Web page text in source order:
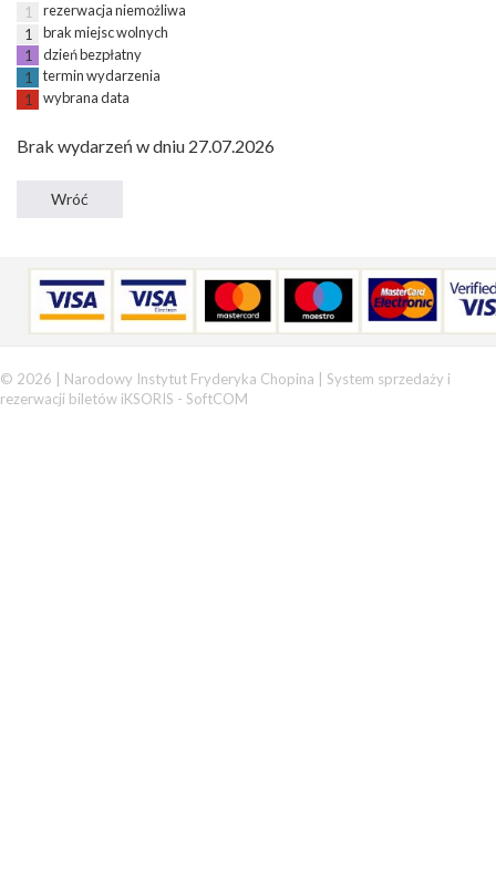
1
rezerwacja niemożliwa
1
brak miejsc wolnych
1
dzień bezpłatny
1
termin wydarzenia
1
wybrana data
Brak wydarzeń w dniu 27.07.2026
© 2026 | Narodowy Instytut Fryderyka Chopina | System sprzedaży i
rezerwacji biletów iKSORIS - SoftCOM